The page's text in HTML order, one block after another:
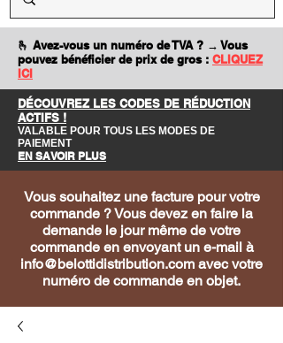
🫰 Avez-vous un numéro de TVA ? → Vous
pouvez bénéficier de prix de gros : CLIQUEZ
ICI
DÉCOUVREZ LES CODES DE RÉDUCTION
ACTIFS !
VALABLE POUR TOUS LES MODES DE
PAIEMENT
EN SAVOIR PLUS
Vous souhaitez une facture pour votre
commande ? Vous devez en faire la
demande le jour même de votre
commande en envoyant un e-mail à
info@belottidistribution.com avec votre
numéro de commande en objet.